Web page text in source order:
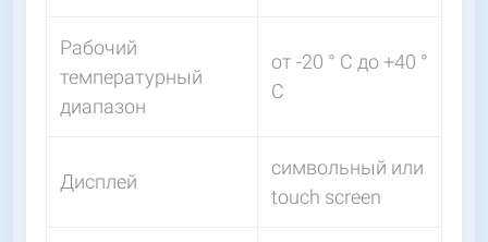
Рабочий
температурный
диапазон
от -20 ° С до +40 °
С
Дисплей
символьный или
touch screen